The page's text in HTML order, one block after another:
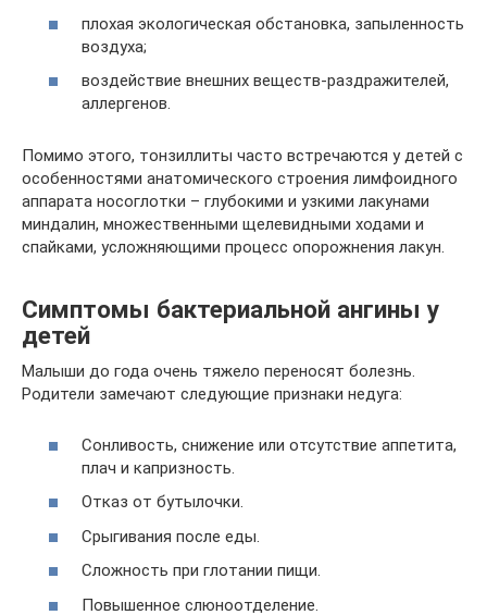
плохая экологическая обстановка, запыленность
воздуха;
воздействие внешних веществ-раздражителей,
аллергенов.
Помимо этого, тонзиллиты часто встречаются у детей с
особенностями анатомического строения лимфоидного
аппарата носоглотки – глубокими и узкими лакунами
миндалин, множественными щелевидными ходами и
спайками, усложняющими процесс опорожнения лакун.
Симптомы бактериальной ангины у
детей
Малыши до года очень тяжело переносят болезнь.
Родители замечают следующие признаки недуга:
Сонливость, снижение или отсутствие аппетита,
плач и капризность.
Отказ от бутылочки.
Срыгивания после еды.
Сложность при глотании пищи.
Повышенное слюноотделение.